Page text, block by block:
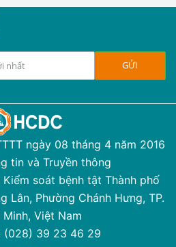
ngày 08 tháng 4 năm 2016
tin và Truyền thông
soát bệnh tật Thành phố
Lân, Phường Chánh Hưng, TP.
Minh, Việt Nam
(028) 39 23 46 29